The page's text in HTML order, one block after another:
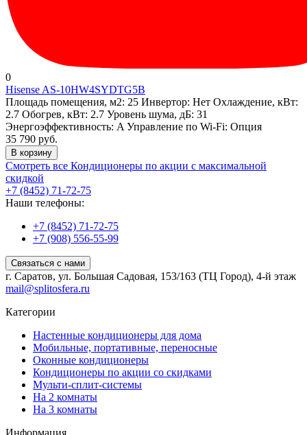
0
Hisense AS-10HW4SYDTG5B
Площадь помещения, м2: 25 Инвертор: Нет Охлаждение, кВт:
2.7 Обогрев, кВт: 2.7 Уровень шума, дБ: 31
Энергоэффективность: A Управление по Wi-Fi: Опция
35 790 руб.
В корзину
Смотреть все Кондиционеры по акции с максимальной
скидкой
+7 (8452) 71-72-75
Наши телефоны:
+7 (8452) 71-72-75
+7 (908) 556-55-99
Связаться с нами
г. Саратов, ул. Большая Садовая, 153/163 (ТЦ Город), 4-й этаж
mail@splitosfera.ru
Категории
Настенные кондиционеры для дома
Мобильные, портативные, переносные
Оконные кондиционеры
Кондиционеры по акции со скидками
Мульти-сплит-системы
На 2 комнаты
На 3 комнаты